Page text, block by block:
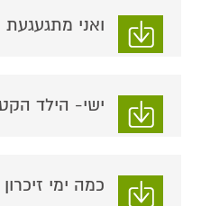
ואני מתגעגעת
ישי- הילד
כמה ימי